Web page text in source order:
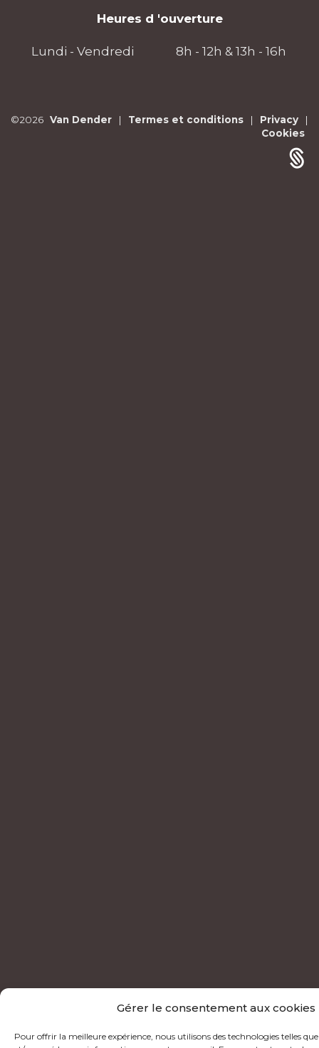
Gérer le consentement aux cookies
Pour offrir la meilleure expérience, nous utilisons des technologies telles
Heures d 'ouverture
Lundi - Vendredi 8h - 12h & 13h - 16h
©2026 Van Dender | Termes et conditions | Privacy
|
Cookies